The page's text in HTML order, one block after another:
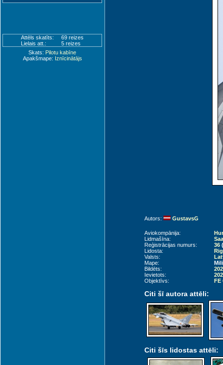
Attēls skatīts:
69 reizes
Lielais att.:
5 reizes
Skats: Pilotu kabīne
Apakšmape: Iznīcinātājs
Autors: GustavsG
Aviokompānija:
Lidmašīna:
Reģistrācijas numurs:
36
Lidosta:
Valsts:
Mape:
Bildēts:
Ievietots:
Objektīvs:
FE
Citi šī autora attēli:
Citi šīs lidostas attēli: